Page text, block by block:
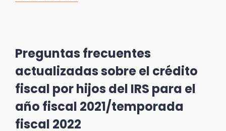
Preguntas frecuentes
actualizadas sobre el crédito
fiscal por hijos del IRS para el
año fiscal 2021/temporada
fiscal 2022